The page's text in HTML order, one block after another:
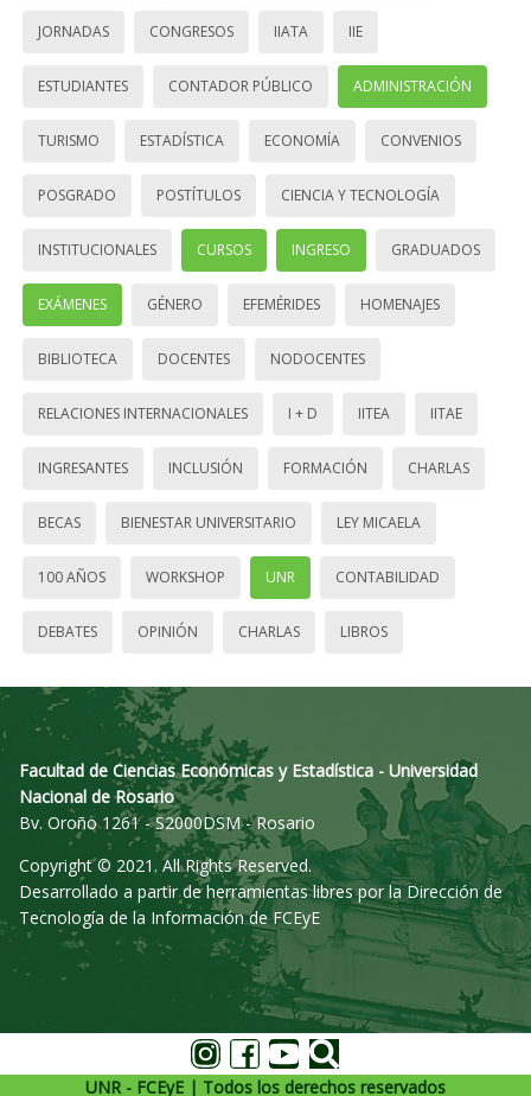
JORNADAS CONGRESOS IIATA IIE
ESTUDIANTES CONTADOR PÚBLICO ADMINISTRACIÓN
TURISMO ESTADÍSTICA ECONOMÍA CONVENIOS
POSGRADO POSTÍTULOS CIENCIA Y TECNOLOGÍA
INSTITUCIONALES CURSOS INGRESO GRADUADOS
EXÁMENES GÉNERO EFEMÉRIDES HOMENAJES
BIBLIOTECA DOCENTES NODOCENTES
RELACIONES INTERNACIONALES I + D IITEA IITAE
INGRESANTES INCLUSIÓN FORMACIÓN CHARLAS
BECAS BIENESTAR UNIVERSITARIO LEY MICAELA
100 AÑOS WORKSHOP UNR CONTABILIDAD
DEBATES OPINIÓN CHARLAS LIBROS
Facultad de Ciencias Económicas y Estadística - Universidad
Nacional de Rosario
Bv. Oroño 1261 - S2000DSM - Rosario
Copyright © 2021. All Rights Reserved.
Desarrollado a partir de herramientas libres por la Dirección de
Tecnología de la Información de FCEyE
UNR - FCEyE | Todos los derechos reservados